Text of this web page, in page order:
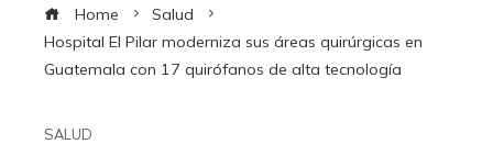
Home
Salud
Hospital El Pilar moderniza sus áreas quirúrgicas en
Guatemala con 17 quirófanos de alta tecnología
SALUD